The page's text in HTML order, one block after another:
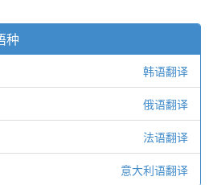
种
韩语翻译
俄语翻译
法语翻译
意大利语翻译